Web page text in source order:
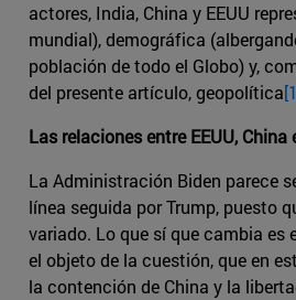
actores, India, China y EEUU
mundial), demográfica
población de todo el Globo) y,
del presente artículo, geopolítica
Las relaciones entre EEUU, China
La Administración Biden parece
línea seguida por Trump, puesto
variado. Lo que sí que cambia es
el objeto de la cuestión, que en
la contención de China y la